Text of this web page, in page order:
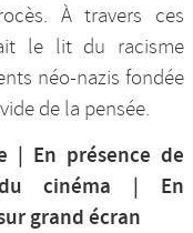
À travers ces
le lit du racisme
néo-nazis fondée
de la pensée.
| En présence de
du cinéma | En
grand écran